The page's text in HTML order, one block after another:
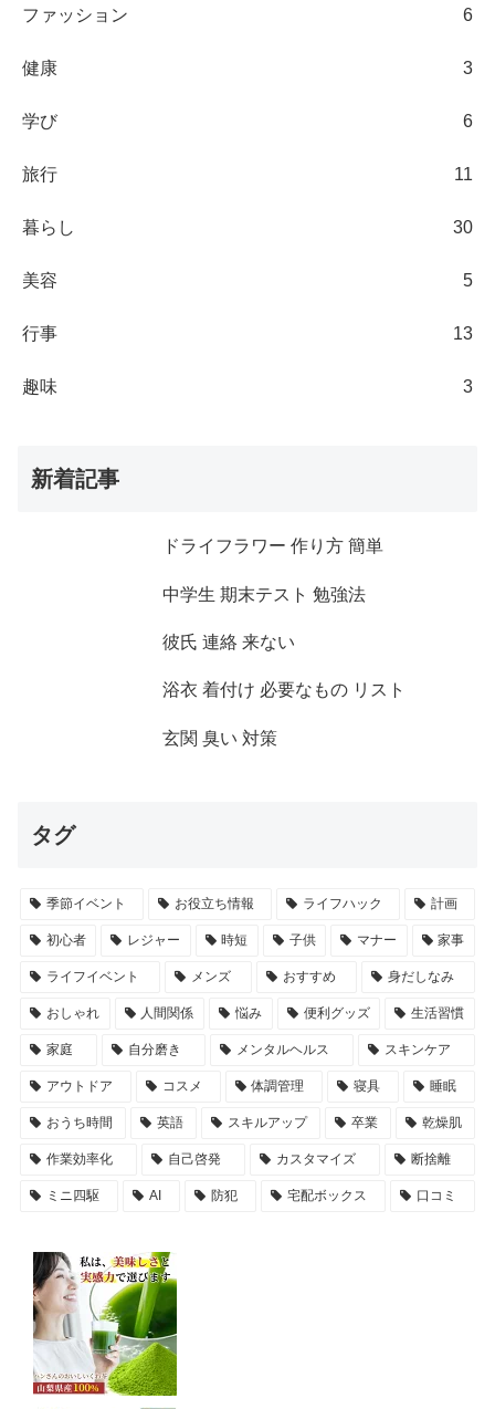
ファッション 6
健康 3
学び 6
旅行 11
暮らし 30
美容 5
行事 13
趣味 3
新着記事
ドライフラワー 作り方 簡単
中学生 期末テスト 勉強法
彼氏 連絡 来ない
浴衣 着付け 必要なもの リスト
玄関 臭い 対策
タグ
季節イベント お役立ち情報 ライフハック 計画
初心者 レジャー 時短 子供 マナー 家事
ライフイベント メンズ おすすめ 身だしなみ
おしゃれ 人間関係 悩み 便利グッズ 生活習慣
家庭 自分磨き メンタルヘルス スキンケア
アウトドア コスメ 体調管理 寝具 睡眠
おうち時間 英語 スキルアップ 卒業 乾燥肌
作業効率化 自己啓発 カスタマイズ 断捨離
ミニ四駆 AI 防犯 宅配ボックス 口コミ